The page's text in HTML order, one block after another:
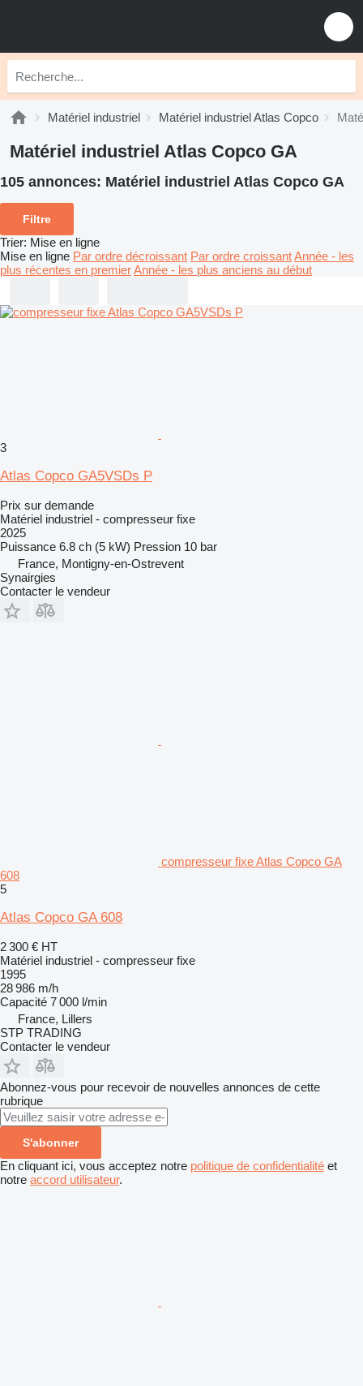
Matériel industriel Matériel industriel Atlas Copco
Matériel industriel Atlas Copco GA
105 annonces: Matériel industriel Atlas Copco GA
Filtre
Trier: Mise en ligne
Mise en ligne Par ordre décroissant Par ordre croissantAnnée - les
plus récentes en premierAnnée - les plus anciens au début
3
Atlas Copco GA5VSDs P
Prix sur demande
Matériel industriel - compresseur fixe
2025
Puissance 6.8 ch (5 kW) Pression 10 bar
France, Montigny-en-Ostrevent
Synairgies
Contacter le vendeur
compresseur fixe Atlas Copco GA
608
5
Atlas Copco GA 608
2 300 € HT
Matériel industriel - compresseur fixe
1995
28 986 m/h
Capacité 7 000 l/min
France, Lillers
STP TRADING
Contacter le vendeur
Abonnez-vous pour recevoir de nouvelles annonces de cette
rubrique
S'abonner
En cliquant ici, vous acceptez notre politique de confidentialité et
notre accord utilisateur.